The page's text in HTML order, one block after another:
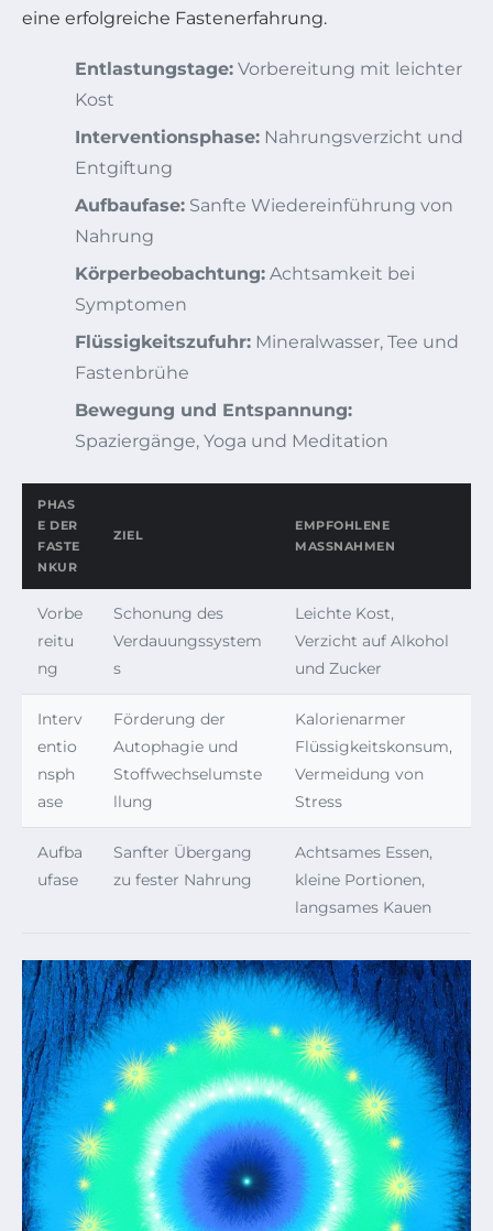
eine erfolgreiche Fastenerfahrung.
Entlastungstage: Vorbereitung mit leichter
Kost
Interventionsphase: Nahrungsverzicht und
Entgiftung
Aufbaufase: Sanfte Wiedereinführung von
Nahrung
Körperbeobachtung: Achtsamkeit bei
Symptomen
Flüssigkeitszufuhr: Mineralwasser, Tee und
Fastenbrühe
Bewegung und Entspannung:
Spaziergänge, Yoga und Meditation
PHAS
E DER
FASTE
NKUR
ZIEL
EMPFOHLENE
MASSNAHMEN
Vorbe
reitu
ng
Schonung des
Verdauungssystem
s
Leichte Kost,
Verzicht auf Alkohol
und Zucker
Interv
entio
nsph
ase
Förderung der
Autophagie und
Stoffwechselumste
llung
Kalorienarmer
Flüssigkeitskonsum,
Vermeidung von
Stress
Aufba
ufase
Sanfter Übergang
zu fester Nahrung
Achtsames Essen,
kleine Portionen,
langsames Kauen